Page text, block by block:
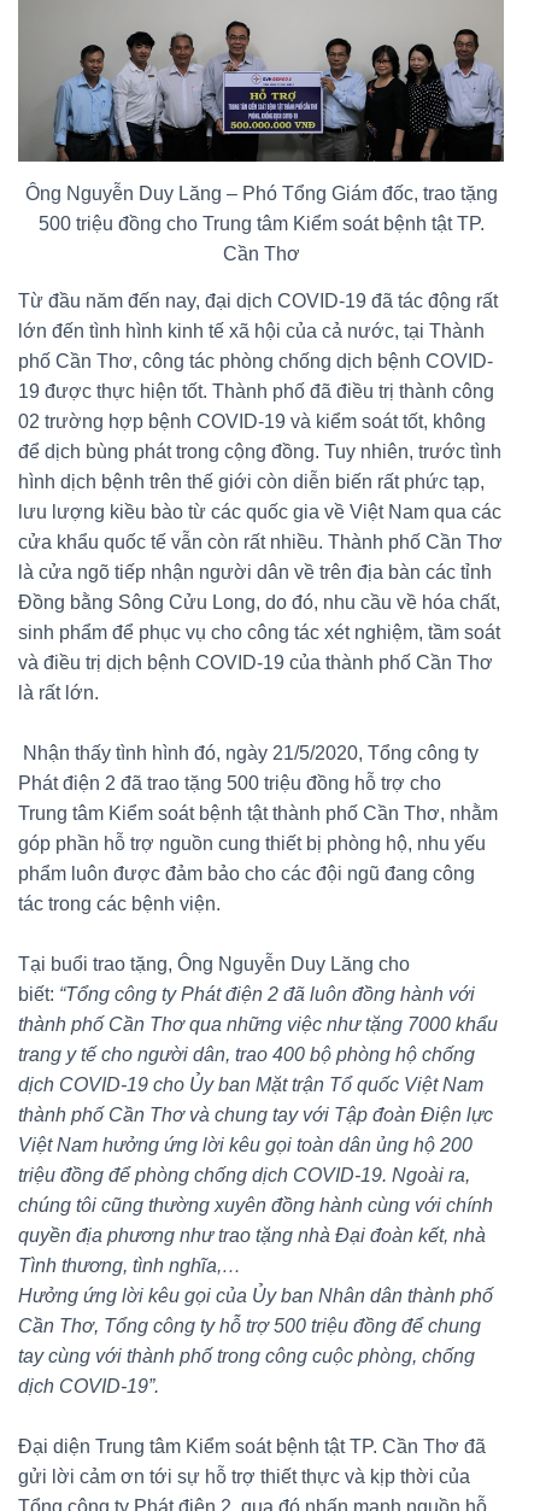
Ông Nguyễn Duy Lăng – Phó Tổng Giám đốc, trao tặng
500 triệu đồng cho Trung tâm Kiểm soát bệnh tật TP.
Cần Thơ
Từ đầu năm đến nay, đại dịch COVID-19 đã tác động rất
lớn đến tình hình kinh tế xã hội của cả nước, tại Thành
phố Cần Thơ, công tác phòng chống dịch bệnh COVID-
19 được thực hiện tốt. Thành phố đã điều trị thành công
02 trường hợp bệnh COVID-19 và kiểm soát tốt, không
để dịch bùng phát trong cộng đồng. Tuy nhiên, trước tình
hình dịch bệnh trên thế giới còn diễn biến rất phức tạp,
lưu lượng kiều bào từ các quốc gia về Việt Nam qua các
cửa khẩu quốc tế vẫn còn rất nhiều. Thành phố Cần Thơ
là cửa ngõ tiếp nhận người dân về trên địa bàn các tỉnh
Đồng bằng Sông Cửu Long, do đó, nhu cầu về hóa chất,
sinh phẩm để phục vụ cho công tác xét nghiệm, tầm soát
và điều trị dịch bệnh COVID-19 của thành phố Cần Thơ
là rất lớn.
Nhận thấy tình hình đó, ngày 21/5/2020, Tổng công ty
Phát điện 2 đã trao tặng 500 triệu đồng hỗ trợ cho
Trung tâm Kiểm soát bệnh tật thành phố Cần Thơ, nhằm
góp phần hỗ trợ nguồn cung thiết bị phòng hộ, nhu yếu
phẩm luôn được đảm bảo cho các đội ngũ đang công
tác trong các bệnh viện.
Tại buổi trao tặng, Ông Nguyễn Duy Lăng cho
biết: “Tổng công ty Phát điện 2 đã luôn đồng hành với
thành phố Cần Thơ qua những việc như tặng 7000 khẩu
trang y tế cho người dân, trao 400 bộ phòng hộ chống
dịch COVID-19 cho Ủy ban Mặt trận Tổ quốc Việt Nam
thành phố Cần Thơ và chung tay với Tập đoàn Điện lực
Việt Nam hưởng ứng lời kêu gọi toàn dân ủng hộ 200
triệu đồng để phòng chống dịch COVID-19. Ngoài ra,
chúng tôi cũng thường xuyên đồng hành cùng với chính
quyền địa phương như trao tặng nhà Đại đoàn kết, nhà
Tình thương, tình nghĩa,…
Hưởng ứng lời kêu gọi của Ủy ban Nhân dân thành phố
Cần Thơ, Tổng công ty hỗ trợ 500 triệu đồng để chung
tay cùng với thành phố trong công cuộc phòng, chống
dịch COVID-19”.
Đại diện Trung tâm Kiểm soát bệnh tật TP. Cần Thơ đã
gửi lời cảm ơn tới sự hỗ trợ thiết thực và kịp thời của